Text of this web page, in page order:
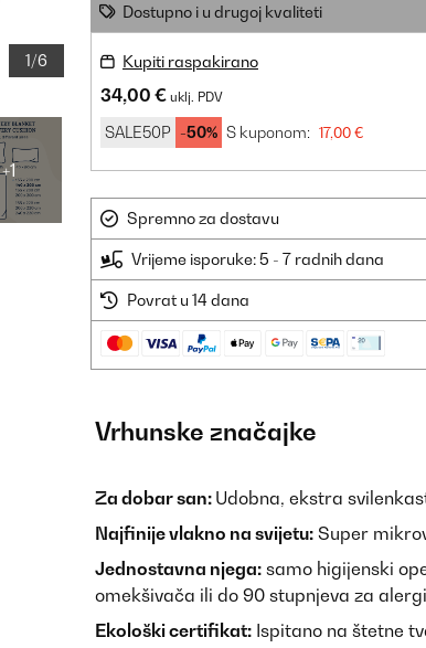
1/6
+1
Dostupno i u drugoj kvaliteti
Kupiti raspakirano
34,00 € uklj. PDV
SALE50P -50% S kuponom: 17,00 €
Spremno za dostavu
Vrijeme isporuke: 5 - 7 radnih dana
Povrat u 14 dana
Vrhunske značajke
Za dobar san: Udobna, ekstra
Najfinije vlakno na svijetu: Super
Jednostavna njega: samo higijenski
omekšivača ili do 90 stupnjeva za
Ekološki certifikat: Ispitano na štetne